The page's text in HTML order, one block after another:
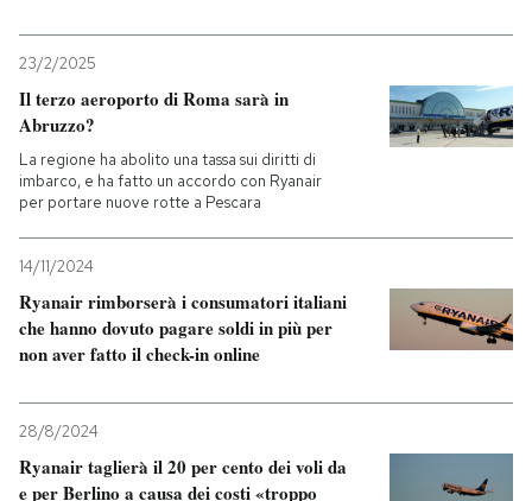
23/2/2025
Il terzo aeroporto di Roma sarà in
Abruzzo?
La regione ha abolito una tassa sui diritti di
imbarco, e ha fatto un accordo con Ryanair
per portare nuove rotte a Pescara
14/11/2024
Ryanair rimborserà i consumatori italiani
che hanno dovuto pagare soldi in più per
non aver fatto il check-in online
28/8/2024
Ryanair taglierà il 20 per cento dei voli da
e per Berlino a causa dei costi «troppo